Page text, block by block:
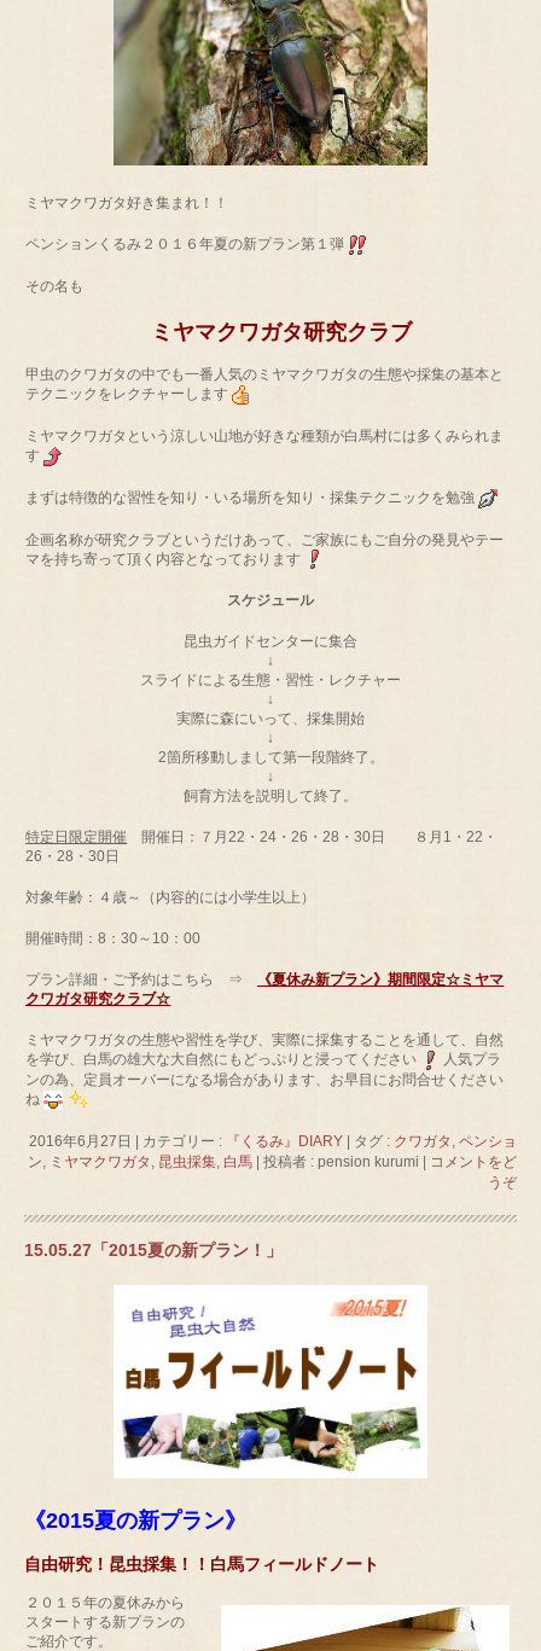
ミヤマクワガタ好き集まれ！！
ペンションくるみ２０１６年夏の新プラン第１弾
その名も
ミヤマクワガタ研究クラブ
甲虫のクワガタの中でも一番人気のミヤマクワガタの生態や採集の基本と
テクニックをレクチャーします
ミヤマクワガタという涼しい山地が好きな種類が白馬村には多くみられま
す
まずは特徴的な習性を知り・いる場所を知り・採集テクニックを勉強
企画名称が研究クラブというだけあって、ご家族にもご自分の発見やテー
マを持ち寄って頂く内容となっております
スケジュール
昆虫ガイドセンターに集合
↓
スライドによる生態・習性・レクチャー
↓
実際に森にいって、採集開始
↓
2箇所移動しまして第一段階終了。
↓
飼育方法を説明して終了。
特定日限定開催 開催日：７月22・24・26・28・30日 ８月1・22・
26・28・30日
対象年齢：４歳～（内容的には小学生以上）
開催時間：8：30～10：00
プラン詳細・ご予約はこちら ⇒
《夏休み新プラン》期間限定☆ミヤマ
クワガタ研究クラブ☆
ミヤマクワガタの生態や習性を学び、実際に採集することを通して、自然
を学び、白馬の雄大な大自然にもどっぷりと浸ってください
人気プラ
ンの為、定員オーバーになる場合があります、お早目にお問合せください
ね
2016年6月27日 カテゴリー : 『くるみ』DIARY タグ : クワガタ , ペンショ
ン, ミヤマクワガタ , 昆虫採集, 白馬 投稿者 : pension kurumi
コメントをど
うぞ
15.05.27「2015夏の新プラン！」
《2015夏の新プラン》
自由研究！昆虫採集！！白馬フィールドノート
２０１５年の夏休みから
スタートする新プランの
ご紹介です。